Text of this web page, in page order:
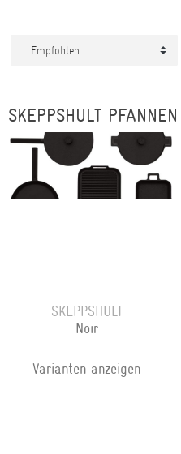
SKEPPSHULT PFANNEN
SKEPPSHULT
Noir
Varianten anzeigen